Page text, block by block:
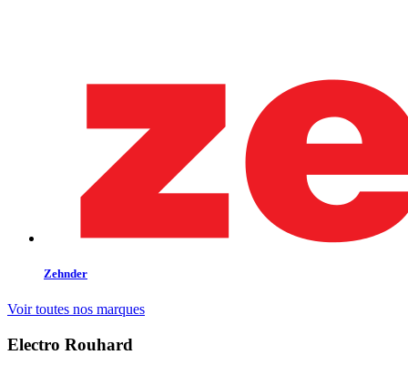
Zehnder
Voir toutes nos marques
Electro Rouhard